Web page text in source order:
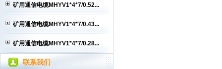
矿用通信电缆MHYV1*4*7/0.52...
矿用通信电缆MHYV1*4*7/0.43...
矿用通信电缆MHYV1*4*7/0.28...
联系我们